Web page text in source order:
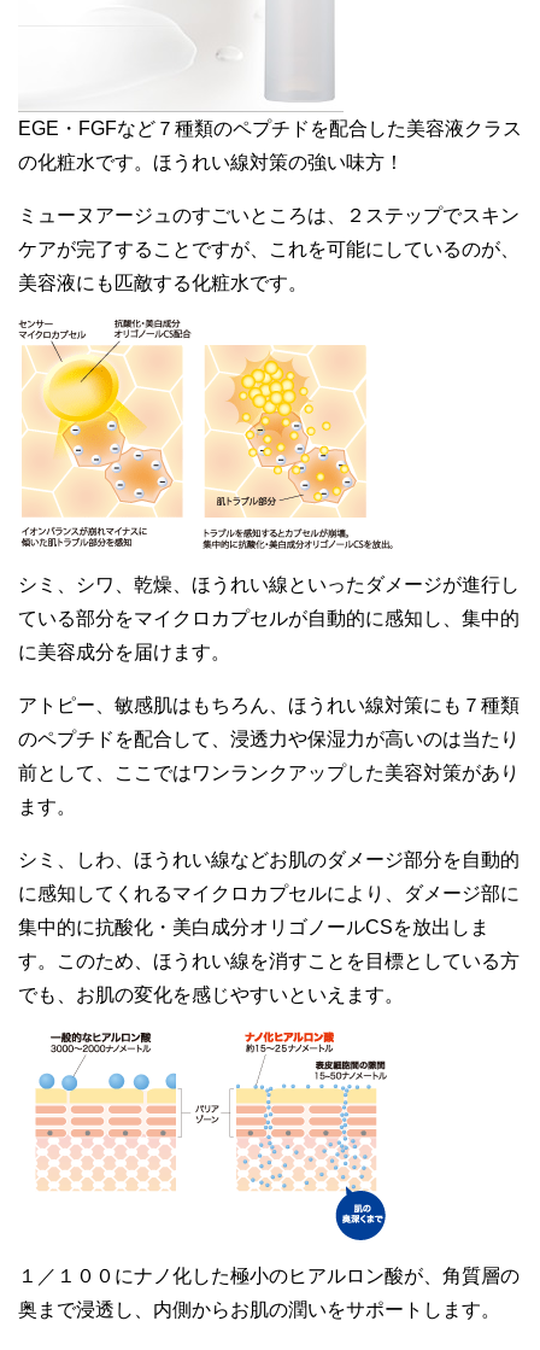
EGE・FGFなど７種類のペプチドを配合した美容液クラス
の化粧水です。ほうれい線対策の強い味方！
ミューヌアージュのすごいところは、２ステップでスキン
ケアが完了することですが、これを可能にしているのが、
美容液にも匹敵する化粧水です。
シミ、シワ、乾燥、ほうれい線といったダメージが進行し
ている部分をマイクロカプセルが自動的に感知し、集中的
に美容成分を届けます。
アトピー、敏感肌はもちろん、ほうれい線対策にも７種類
のペプチドを配合して、浸透力や保湿力が高いのは当たり
前として、ここではワンランクアップした美容対策があり
ます。
シミ、しわ、ほうれい線などお肌のダメージ部分を自動的
に感知してくれるマイクロカプセルにより、ダメージ部に
集中的に抗酸化・美白成分オリゴノールCSを放出しま
す。このため、ほうれい線を消すことを目標としている方
でも、お肌の変化を感じやすいといえます。
１／１００にナノ化した極小のヒアルロン酸が、角質層の
奥まで浸透し、内側からお肌の潤いをサポートします。